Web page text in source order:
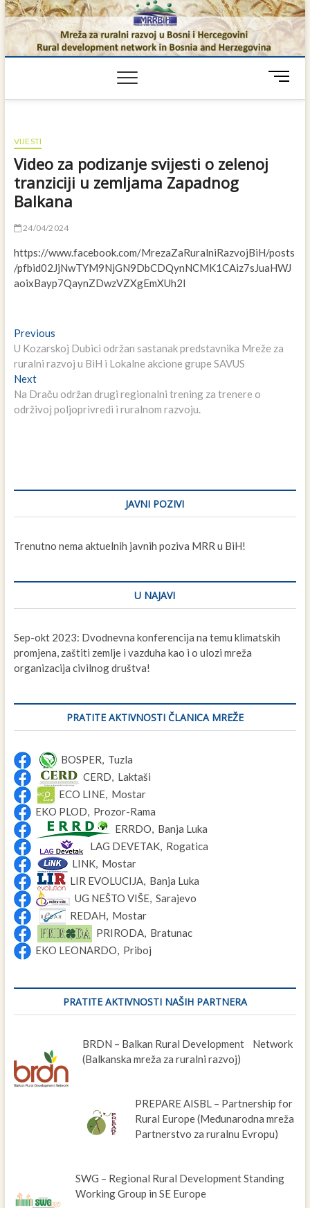
Skip
to
content
M
VIJESTI
Video za podizanje svijesti o zelenoj
tranziciji u zemljama Zapadnog
Balkana
24/04/2024
https://www.facebook.com/MrezaZaRuralniRazvojBiH/posts
/pfbid02JjNwTYM9NjGN9DbCDQynNCMK1CAiz7sJuaHWJ
aoixBayp7QaynZDwzVZXgEmXUh2l
Navigacija
članaka
PreviousPrevious
post:
U Kozarskoj Dubici održan sastanak predstavnika Mreže za
ruralni razvoj u BiH i Lokalne akcione grupe SAVUS
NextNext
post:
Na Draču održan drugi regionalni trening za trenere o
održivoj poljoprivredi i ruralnom razvoju.
JAVNI POZIVI
Trenutno nema aktuelnih javnih poziva MRR u BiH!
U NAJAVI
Sep-okt 2023: Dvodnevna konferencija na temu klimatskih
promjena, zaštiti zemlje i vazduha kao i o ulozi mreža
organizacija civilnog društva!
PRATITE AKTIVNOSTI ČLANICA MREŽE
BOSPER, Tuzla
CERD, Laktaši
ECO LINE, Mostar
EKO PLOD, Prozor-Rama
ERRDO, Banja Luka
LAG DEVETAK, Rogatica
LINK, Mostar
LIR EVOLUCIJA, Banja Luka
UG NEŠTO VIŠE, Sarajevo
REDAH, Mostar
PRIRODA, Bratunac
EKO LEONARDO, Priboj
PRATITE AKTIVNOSTI NAŠIH PARTNERA
BRDN – Balkan Rural Development Network
(Balkanska mreža za ruralni razvoj)
PREPARE AISBL – Partnership for
Rural Europe (Međunarodna mreža
Partnerstvo za ruralnu Evropu)
SWG – Regional Rural Development Standing
Working Group in SE Europe